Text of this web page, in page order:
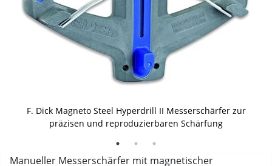
F. Dick Magneto Steel Hyperdrill II Messerschärfer zur
präzisen und reproduzierbaren Schärfung
Anwendung des F. Dick Magneto Steel Hyperdrill II beim
sicheren und gleichmäßigen Messerschärfen
Originalverpackung des F. Dick Magneto Steel Hyperdrill II
Messerschärfers
Manueller Messerschärfer mit magnetischer